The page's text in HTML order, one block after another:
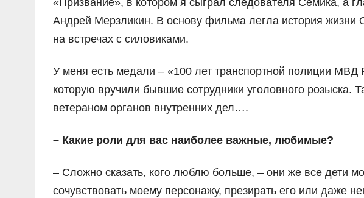
«Призвание», в котором я сыграл следователя Семика, а
Андрей Мерзликин. В основу фильма легла история
на встречах с силовиками.
У меня есть медали – «100 лет транспортной полиции МВД
которую вручили бывшие сотрудники уголовного розыска.
ветераном органов внутренних дел….
– Какие роли для вас наиболее важные, любимые?
– Сложно сказать, кого люблю больше, – они же все дети
сочувствовать моему персонажу, презирать его или даже